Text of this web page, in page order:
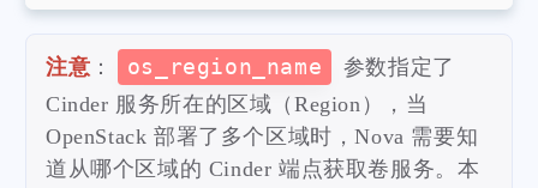
注意 ： os_region_name
参数指定了
Cinder 服务所在的区域（Region），当
OpenStack 部署了多个区域时，Nova 需要知
道从哪个区域的 Cinder 端点获取卷服务。本